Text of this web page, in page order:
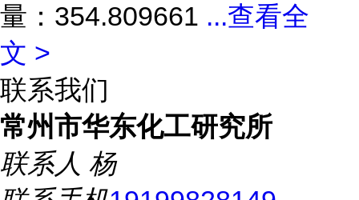
量：354.809661 ...查看全
文 >
联系我们
常州市华东化工研究所
联系人 杨